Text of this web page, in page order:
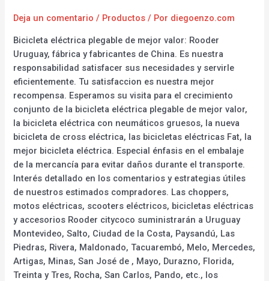
Deja un comentario / Productos / Por diegoenzo.com
Bicicleta eléctrica plegable de mejor valor: Rooder
Uruguay, fábrica y fabricantes de China. Es nuestra
responsabilidad satisfacer sus necesidades y servirle
eficientemente. Tu satisfaccion es nuestra mejor
recompensa. Esperamos su visita para el crecimiento
conjunto de la bicicleta eléctrica plegable de mejor valor,
la bicicleta eléctrica con neumáticos gruesos, la nueva
bicicleta de cross eléctrica, las bicicletas eléctricas Fat, la
mejor bicicleta eléctrica. Especial énfasis en el embalaje
de la mercancía para evitar daños durante el transporte.
Interés detallado en los comentarios y estrategias útiles
de nuestros estimados compradores. Las choppers,
motos eléctricas, scooters eléctricos, bicicletas eléctricas
y accesorios Rooder citycoco suministrarán a Uruguay
Montevideo, Salto, Ciudad de la Costa, Paysandú, Las
Piedras, Rivera, Maldonado, Tacuarembó, Melo, Mercedes,
Artigas, Minas, San José de , Mayo, Durazno, Florida,
Treinta y Tres, Rocha, San Carlos, Pando, etc., los